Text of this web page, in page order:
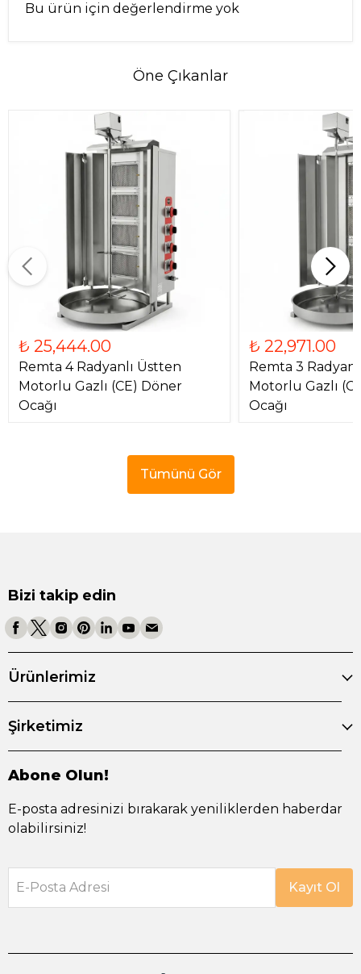
Bu ürün için değerlendirme yok
Öne Çıkanlar
₺ 25,444.00
Remta 4 Radyanlı Üstten
Motorlu Gazlı (CE) Döner
Ocağı
₺ 22,971.00
Remta 3
Motorlu Gazlı
Ocağı
Tümünü Gör
Bizi takip edin
Ürünlerimiz
Şirketimiz
Abone Olun!
E-posta adresinizi bırakarak yeniliklerden haberdar
olabilirsiniz!
E-Posta Adresi Kayıt Ol